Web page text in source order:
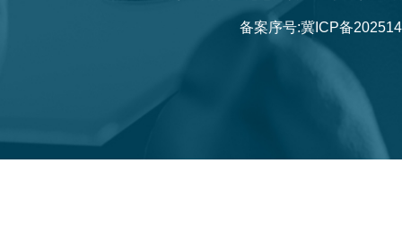
备案序号:冀ICP备